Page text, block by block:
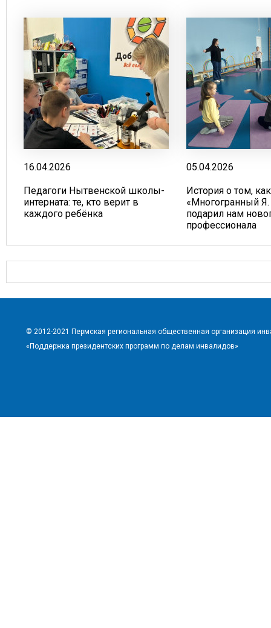
16.04.2026
Педагоги Нытвенской школы-
интерната: те, кто верит в
каждого ребёнка
05.04.2026
История о том,
«Многогранный Я.
подарил нам
профессионала
© 2012-2021 Пермская региональная общественная организация
«Поддержка президентских программ по делам инвалидов»